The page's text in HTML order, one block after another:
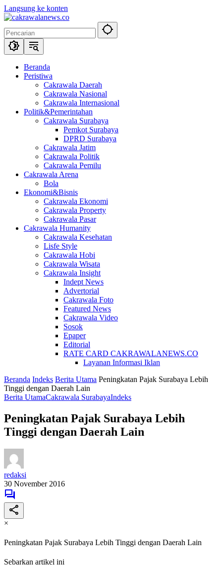
Langsung ke konten
Beranda
Peristiwa
Cakrawala Daerah
Cakrawala Nasional
Cakrawala Internasional
Politik&Pemerintahan
Cakrawala Surabaya
Pemkot Surabaya
DPRD Surabaya
Cakrawala Jatim
Cakrawala Politik
Cakrawala Pemilu
Cakrawala Arena
Bola
Ekonomi&Bisnis
Cakrawala Ekonomi
Cakrawala Property
Cakrawala Pasar
Cakrawala Humanity
Cakrawala Kesehatan
Lisfe Style
Cakrawala Hobi
Cakrawala Wisata
Cakrawala Insight
Indept News
Advertorial
Cakrawala Foto
Featured News
Cakrawala Video
Sosok
Epaper
Editorial
RATE CARD CAKRAWALANEWS.CO
Layanan Informasi Iklan
Beranda Indeks Berita Utama Peningkatan Pajak Surabaya Lebih
Tinggi dengan Daerah Lain
Berita UtamaCakrawala SurabayaIndeks
Peningkatan Pajak Surabaya Lebih
Tinggi dengan Daerah Lain
redaksi
30 November 2016
×
Peningkatan Pajak Surabaya Lebih Tinggi dengan Daerah Lain
Sebarkan artikel ini